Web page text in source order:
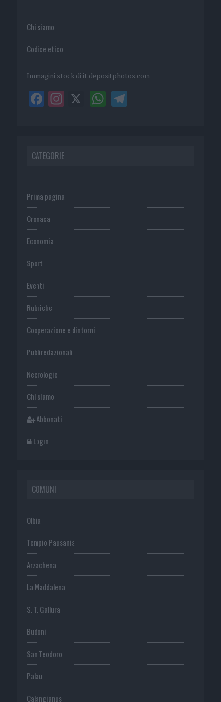
Chi siamo
Codice etico
Immagini stock di it.depositphotos.com
CATEGORIE
Prima pagina
Cronaca
Economia
Sport
Eventi
Rubriche
Cooperazione e dintorni
Publiredazionali
Necrologie
Chi siamo
Abbonati
Login
COMUNI
Olbia
Tempio Pausania
Arzachena
La Maddalena
S. T. Gallura
Budoni
San Teodoro
Palau
Calangianus